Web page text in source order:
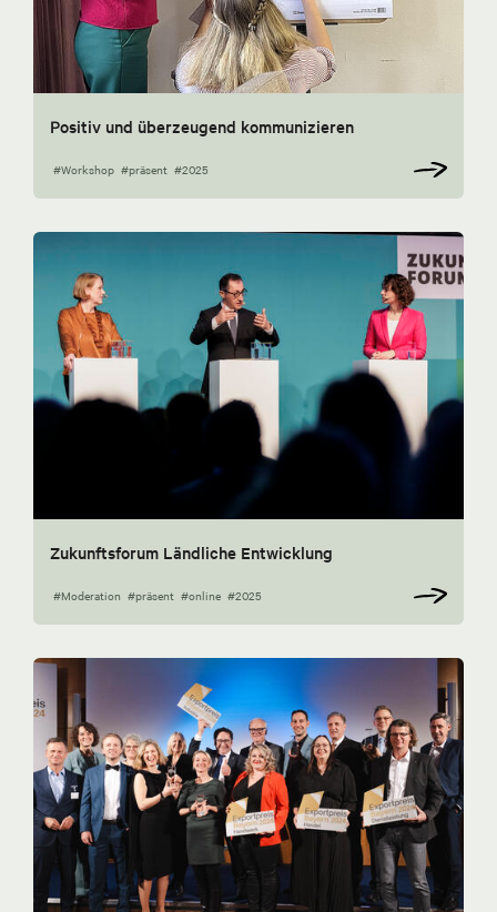
Positiv und überzeugend kommunizieren
#Workshop #präsent #2025
Zukunftsforum Ländliche Entwicklung
#Moderation #präsent #online #2025